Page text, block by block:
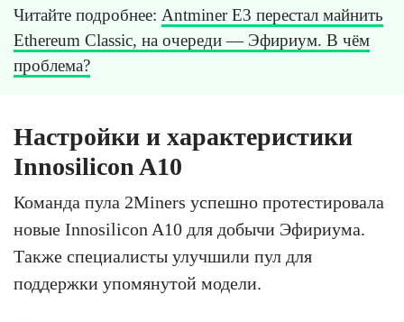
Читайте подробнее: Antminer E3 перестал майнить
Ethereum Classic, на очереди — Эфириум. В чём
проблема?
Настройки и характеристики
Innosilicon A10
Команда пула 2Miners успешно протестировала
новые Innosilicon A10 для добычи Эфириума.
Также специалисты улучшили пул для
поддержки упомянутой модели.